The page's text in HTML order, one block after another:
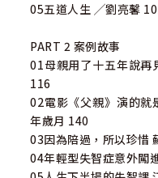
05五道人生 ╱劉亮馨
PART 2 案例故事
01母親用了十五年說再
116
02電影《父親》演的就
年歲月 140
03因為陪過，所以珍惜
04年輕型失智症意外闖